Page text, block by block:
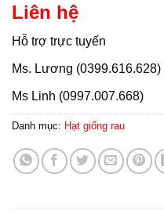
Liên hệ
Hỗ trợ trực tuyến
Ms. Lương (0399.616.628)
Ms Linh (0997.007.668)
Danh mục: Hạt giống rau